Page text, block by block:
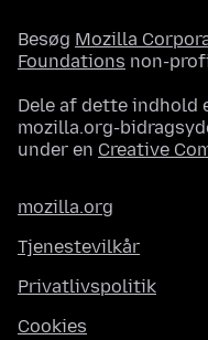
Besøg Mozilla
Foundations non-
Dele af dette
mozilla.org-
under en Creative
mozilla.org
Tjenestevilkår
Privatlivspolitik
Cookies